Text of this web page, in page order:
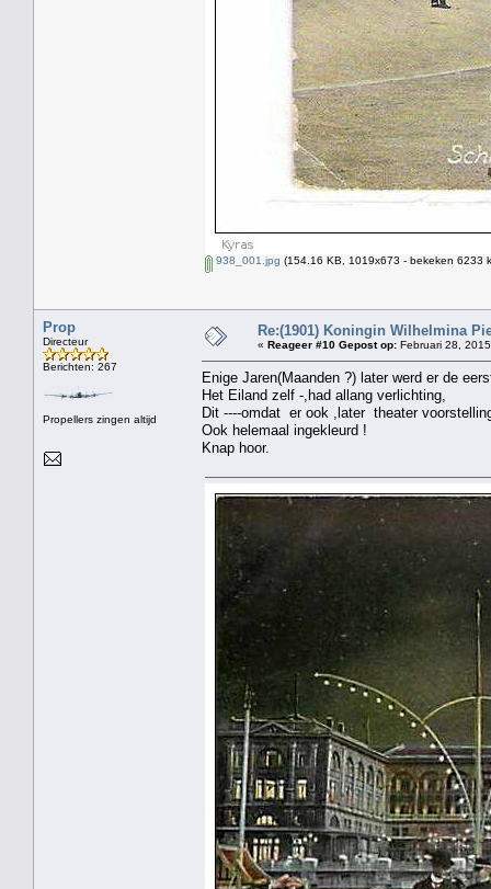
938_001.jpg (154.16 KB, 1019x673 - bekeken 6233
Prop
Directeur
Berichten: 267
Propellers zingen altijd
Re:(1901) Koningin Wilhelmina
« Reageer #10 Gepost op: Februari 28,
Enige Jaren(Maanden ?) later werd er de
Het Eiland zelf -,had allang verlichting,
Dit ----omdat er ook ,later theater
Ook helemaal ingekleurd !
Knap hoor.